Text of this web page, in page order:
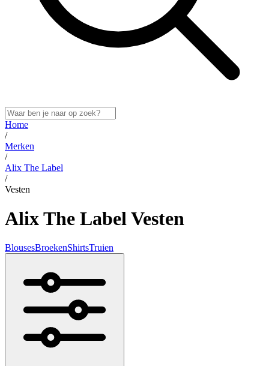
Home
/
Merken
/
Alix The Label
/
Vesten
Alix The Label Vesten
BlousesBroekenShirtsTruien